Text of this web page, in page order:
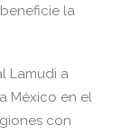
la
Lamudi a
México en el
con